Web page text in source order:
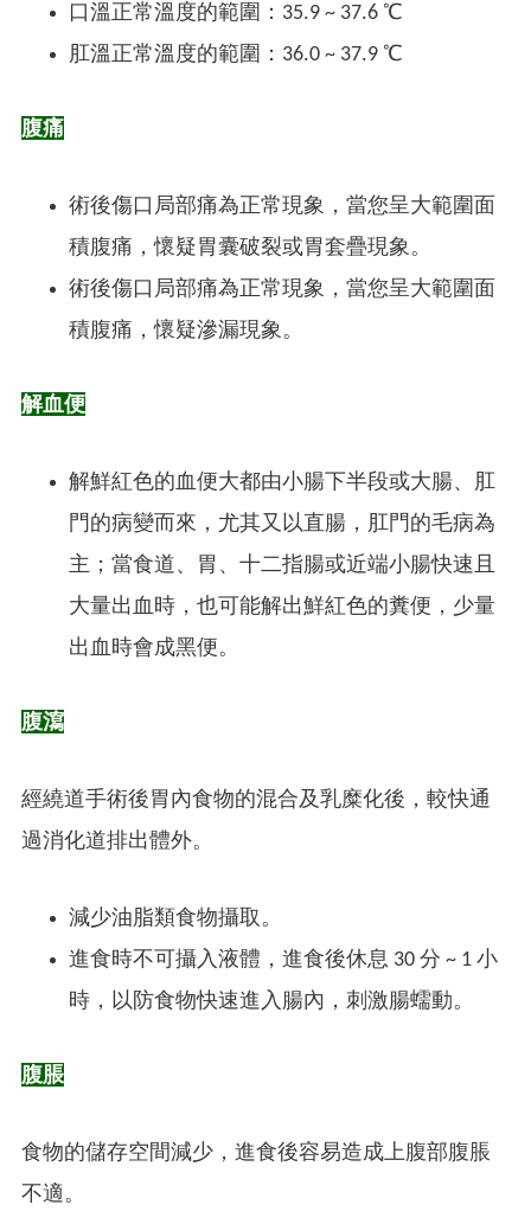
口溫正常溫度的範圍：35.9 ~ 37.6 ℃
肛溫正常溫度的範圍：36.0 ~ 37.9 ℃
腹痛
術後傷口局部痛為正常現象，當您呈大範圍面
積腹痛，懷疑胃囊破裂或胃套疊現象。
術後傷口局部痛為正常現象，當您呈大範圍面
積腹痛，懷疑滲漏現象。
解血便
解鮮紅色的血便大都由小腸下半段或大腸、肛
門的病變而來，尤其又以直腸，肛門的毛病為
主；當食道、胃、十二指腸或近端小腸快速且
大量出血時，也可能解出鮮紅色的糞便，少量
出血時會成黑便。
腹瀉
經繞道手術後胃內食物的混合及乳糜化後，較快通
過消化道排出體外。
減少油脂類食物攝取。
進食時不可攝入液體，進食後休息 30 分 ~ 1 小
時，以防食物快速進入腸內，刺激腸蠕動。
腹脹
食物的儲存空間減少，進食後容易造成上腹部腹脹
不適。